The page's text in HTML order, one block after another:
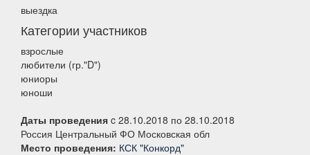
выездка
Категории участников
взрослые
любители (гр."D")
юниоры
юноши
Даты проведения c 28.10.2018 по 28.10.2018
Россия Центральный ФО Московская обл
Место проведения: КСК "Конкорд"